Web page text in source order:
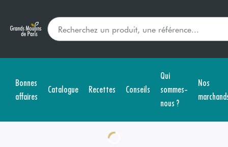
Bonnes
affaires
Catalogue Recettes Conseils
Qui
sommes-
nous ?
Nos